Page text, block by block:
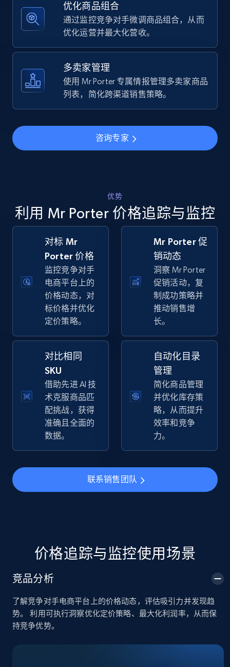
5.6K+ 875+ 立即开始
Walmart - products - Find new products by
using specific category URL
URL, Final price, Sku, Currency, Gtin,
Specifications, Image urls, Top reviews, and
5.6K+ 875+ 立即开始
Walmart - products - Collects products by
specific keywords
URL, Final price, Sku, Currency, Gtin,
Specifications, Image urls, Top reviews, and
more.
5.6K+ 875+ 立即开始
using sku numbers
URL, Final price, Sku, Currency, Gtin,
Specifications, Image urls, Top reviews, and
more.
5.6K+ 875+ 立即开始
URL, Title, Available, Description, Currency, Initial
price, Final price, Discount percent, and more.
URL, Title, Available, Description, Currency, Initial
5.4K+ 668+ 立即开始
优化商品组合
通过监控竞争对手微调商品组合，从而
优化运营并最大化营收。
多卖家管理
使用 Mr Porter 专属情报管理多卖家商品
列表，简化跨渠道销售策略。
咨询专家
优势
利用 Mr Porter 价格追踪与监控
对标 Mr
Porter 价格
监控竞争对手
电商平台上的
价格动态，对
标价格并优化
定价策略。
Mr Porter 促
销动态
洞察 Mr Porter
促销活动，复
制成功策略并
推动销售增
长。
对比相同
SKU
借助先进 AI 技
术克服商品匹
配挑战，获得
准确且全面的
数据。
自动化目录
管理
简化商品管理
并优化库存策
略，从而提升
效率和竞争
力。
联系销售团队
价格追踪与监控使用场景
竞品分析
了解竞争对手电商平台上的价格动态，评估吸引力并发现趋
势。 利用可执行洞察优化定价策略、最大化利润率，从而保
持竞争优势。